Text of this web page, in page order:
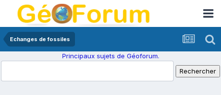
Echanges de fossiles
Principaux sujets de Géoforum.